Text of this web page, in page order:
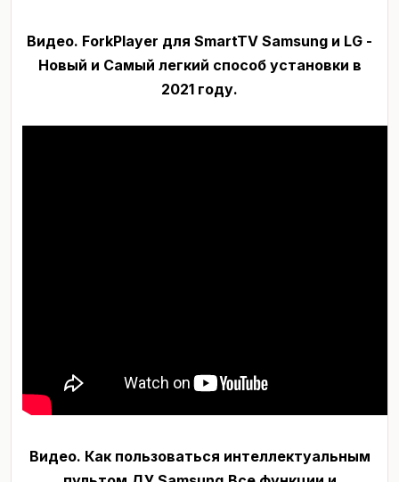
Видео. ForkPlayer для SmartTV Samsung и LG -
Новый и Самый легкий способ установки в
2021 году.
Видео. Как пользоваться интеллектуальным